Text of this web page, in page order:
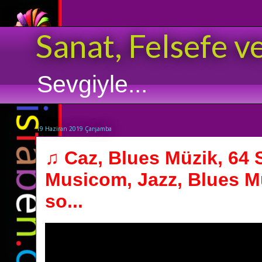
Sanat, Felsefe
Sevgiyle...
19 Haziran 2019 Çarşamba
♫ Caz, Blues Müzik, 64
Musicom, Jazz, Blues
so...